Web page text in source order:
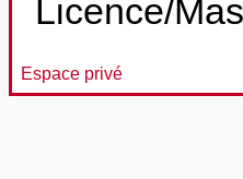
Licence/
Espace privé